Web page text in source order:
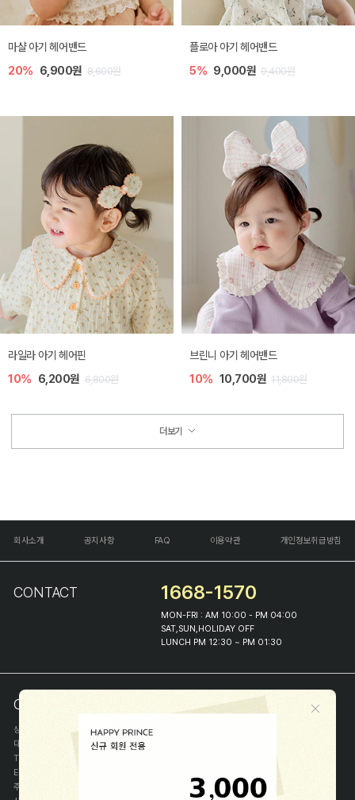
마샬 아기 헤어밴드
20% 6,900원 8,600원
플로아 아기 헤어밴드
5% 9,000원 9,400원
라일라 아기 헤어핀
10% 6,200원 6,800원
브린니 아기 헤어밴드
10% 10,700원 11,800원
더보기
회사소개 공지사항 FAQ 이용약관 개인정보취급방침
CONTACT 1668-1570
MON-FRI : AM 10:00 - PM 04:00
SAT,SUN,HOLIDAY OFF
LUNCH PM 12:30 ~ PM 01:30
COMPANY INFO
상호
(주)해피프린스
대표
이화진
TEL
E-MAIL
주소